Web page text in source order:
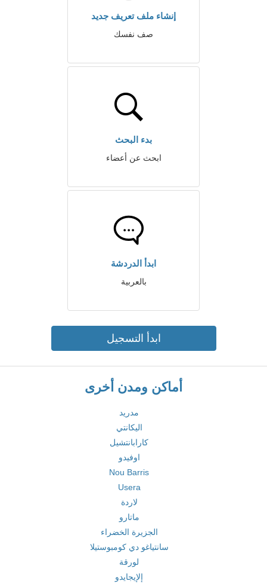
إنشاء ملف تعريف جديد
صف نفسك
بدء البحث
ابحث عن أعضاء
ابدأ الدردشة
بالعربية
ابدأ التسجيل
أماكن ومدن أخرى
مدريد
اليكانتي
كارابانتشيل
اوفيدو
Nou Barris
Usera
لاردة
ماتارو
الجزيرة الخضراء
سانتياغو دي كومبوستيلا
لورقة
إلإيجايدو